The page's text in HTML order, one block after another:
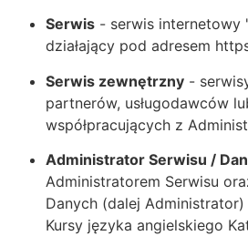
Serwis - serwis internetowy
działający pod adresem
Serwis zewnętrzny -
partnerów, usługodawców
współpracujących z
Administrator Serwisu /
Administratorem Serwisu
Danych (dalej
Kursy języka angielskiego